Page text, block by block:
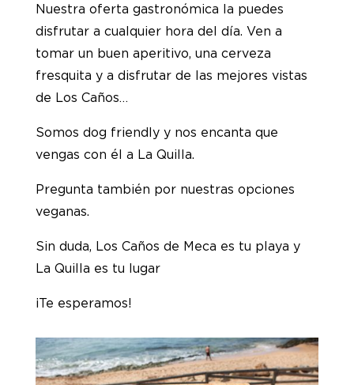
Nuestra oferta gastronómica la puedes
disfrutar a cualquier hora del día. Ven a
tomar un buen aperitivo, una cerveza
fresquita y a disfrutar de las mejores vistas
de Los Caños…
Somos dog friendly y nos encanta que
vengas con él a La Quilla.
Pregunta también por nuestras opciones
veganas.
Sin duda, Los Caños de Meca es tu playa y
La Quilla es tu lugar
¡Te esperamos!